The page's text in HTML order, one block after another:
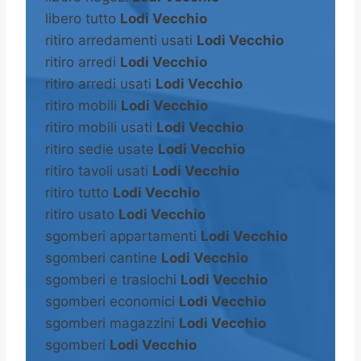
libero tutto Lodi Vecchio
ritiro arredamenti usati Lodi Vecchio
ritiro arredi Lodi Vecchio
ritiro arredi usati Lodi Vecchio
ritiro mobili Lodi Vecchio
ritiro mobili usati Lodi Vecchio
ritiro sedie usate Lodi Vecchio
ritiro tavoli usati Lodi Vecchio
ritiro tutto Lodi Vecchio
ritiro usato Lodi Vecchio
sgomberi appartamenti Lodi Vecchio
sgomberi cantine Lodi Vecchio
sgomberi e traslochi Lodi Vecchio
sgomberi economici Lodi Vecchio
sgomberi magazzini Lodi Vecchio
sgomberi Lodi Vecchio